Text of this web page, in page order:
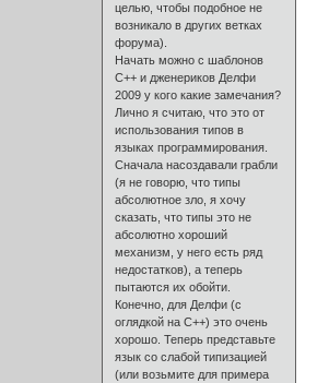
целью, чтобы подобное не
возникало в других ветках
форума).
Начать можно с шаблонов
С++ и дженериков Делфи
2009 у кого какие замечания?
Лично я считаю, что это от
использования типов в
языках программирования.
Сначала насоздавали грабли
(я не говорю, что типы
абсолютное зло, я хочу
сказать, что типы это не
абсолютно хороший
механизм, у него есть ряд
недостатков), а теперь
пытаются их обойти.
Конечно, для Делфи (с
оглядкой на С++) это очень
хорошо. Теперь представьте
язык со слабой типизацией
(или возьмите для примера